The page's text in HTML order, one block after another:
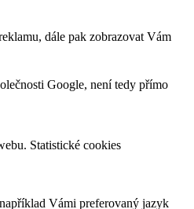
dále pak zobrazovat Vám
Google, není tedy přímo
Statistické cookies
Vámi preferovaný jazyk